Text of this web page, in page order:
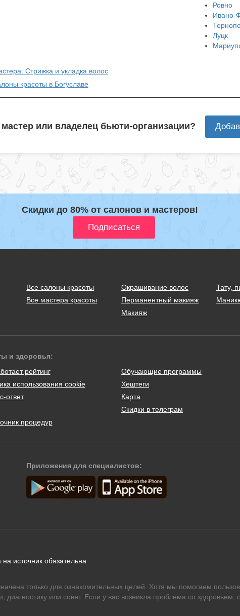
Ровно
Ивано-
Луцк
Стрижка и укладка волос
красоты в Богуславе
или владелец бьюти-организации?
Скидки до 80% от салонов и мастеров!
Все салоны красоты
Все мастера красоты
Окрашивание волос
Перманентный макияж
Макияж
Тату,
и здоровья:
рейтинг
использования cookie
ответ
процедур
Обучающие программы
Хештеги
Карта
Скидки в телеграм
Приложения для специалистов:
источник обязательна
только для ознакомительных целей. Хотя мы помогаем
или совет. Если у вас возникла проблема со здоровьем,